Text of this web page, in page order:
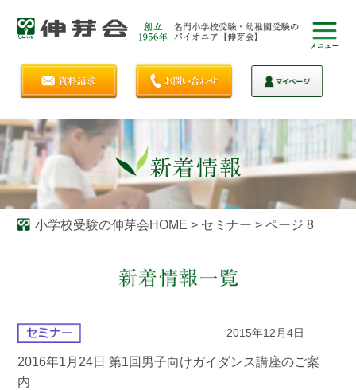
小学校受験の伸芽会HOME > セミナー > ページ 8
2015年12月4日
2016年1月24日 第1回男子向けガイダンス講座のご案
内